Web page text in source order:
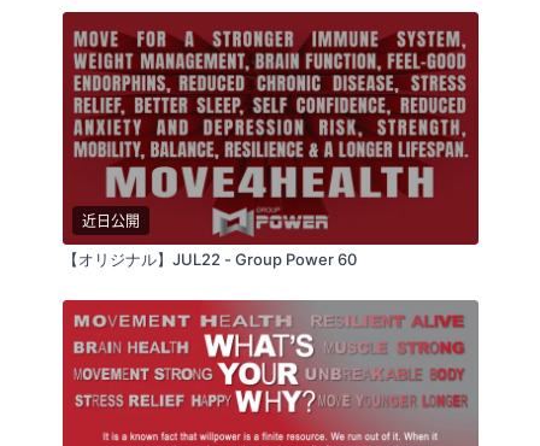
近日公開
【オリジナル】JUL22 - Group Power 60